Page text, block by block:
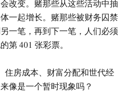
改变。赌那些从这些活动中抽
一起增长。赌那些被财务囚禁
一笔，再到下一笔，人们必须
第 401 张彩票。
住房成本、财富分配和世代经
像是一个暂时现象吗？